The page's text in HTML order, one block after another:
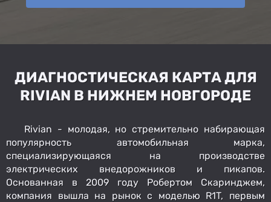
ДИАГНОСТИЧЕСКАЯ КАРТА ДЛЯ
RIVIAN В НИЖНЕМ НОВГОРОДЕ
Rivian - молодая, но стремительно набирающая
популярность автомобильная марка,
специализирующаяся на производстве
электрических внедорожников и пикапов.
Основанная в 2009 году Робертом Скаринджем,
компания вышла на рынок с моделью R1T, первым